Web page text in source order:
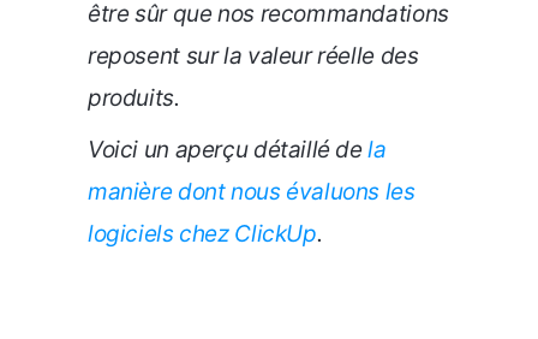
être sûr que nos recommandations
reposent sur la valeur réelle des
produits.
Voici un aperçu détaillé dela
manière dont nous évaluons les
logiciels chez ClickUp.